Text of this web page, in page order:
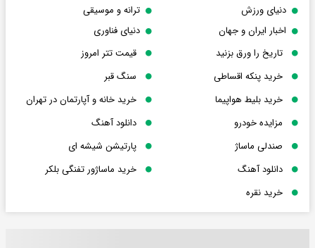
دنیای ورزش
ترانه و موسیقی
اخبار ایران و جهان
دنیای فناوری
تاریخ را ورق بزنید
قیمت تتر امروز
خرید پنکه اقساطی
سنگ قبر
خرید بلیط هواپیما
خرید خانه و آپارتمان در تهران
مزایده خودرو
دانلود آهنگ
صندلی ماساژ
پارتیشن شیشه ای
دانلود آهنگ
خرید ماساژور تفنگی بلکر
خرید نقره